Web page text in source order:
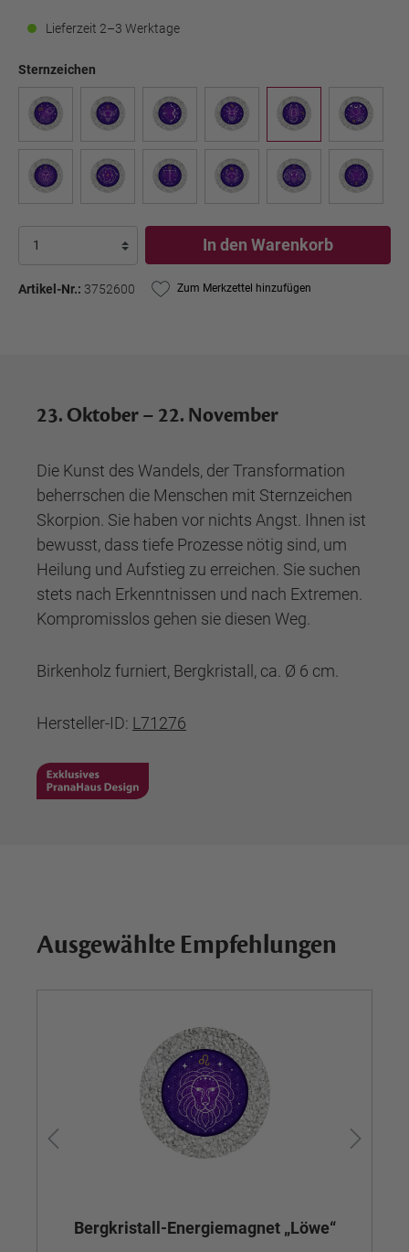
Lieferzeit 2–3 Werktage
Sternzeichen
In den Warenkorb
Artikel-Nr.: 3752600 Zum Merkzettel hinzufügen
23. Oktober – 22. November
Die Kunst des Wandels, der Transformation
beherrschen die Menschen mit Sternzeichen
Skorpion. Sie haben vor nichts Angst. Ihnen ist
bewusst, dass tiefe Prozesse nötig sind, um
Heilung und Aufstieg zu erreichen. Sie suchen
stets nach Erkenntnissen und nach Extremen.
Kompromisslos gehen sie diesen Weg.
Birkenholz furniert, Bergkristall, ca. Ø 6 cm.
Hersteller-ID: L71276
Ausgewählte Empfehlungen
Bergkristall-Energiemagnet „Löwe“